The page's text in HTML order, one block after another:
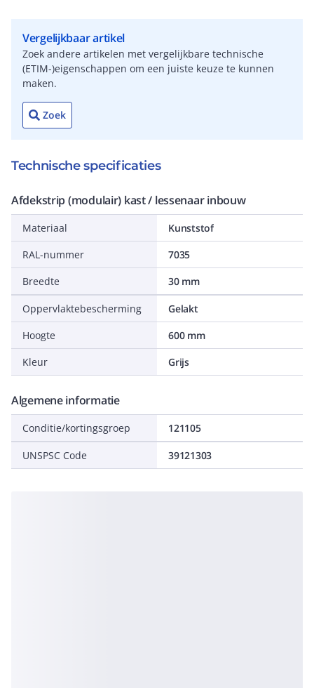
Vergelijkbaar artikel
Zoek andere artikelen met vergelijkbare technische
(ETIM-)eigenschappen om een juiste keuze te kunnen
maken.
Zoek
Technische specificaties
Afdekstrip (modulair) kast / lessenaar inbouw
Materiaal
Kunststof
RAL-nummer
7035
Breedte
30 mm
Oppervlaktebescherming
Gelakt
Hoogte
600 mm
Kleur
Grijs
Algemene informatie
Conditie/kortingsgroep 121105
UNSPSC Code 39121303